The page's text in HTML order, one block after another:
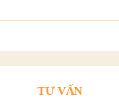
TƯ VẤN